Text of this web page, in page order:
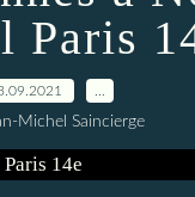
Paris
Michel Saincierge